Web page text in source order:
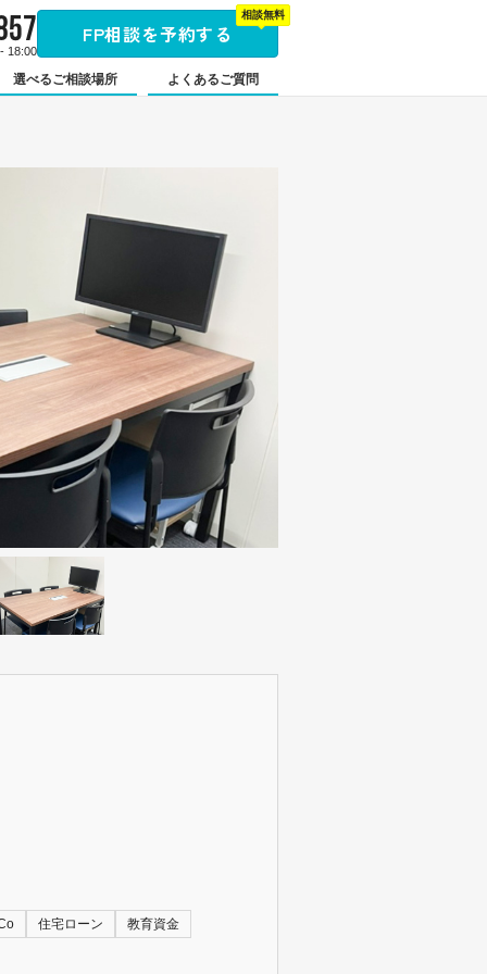
18:00
FP相談を予約する
相談無料
選べるご相談場所 よくあるご質問
住宅ローン 教育資金